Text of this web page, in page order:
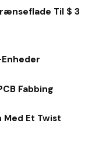
Til $ 3
Fabbing
Et Twist